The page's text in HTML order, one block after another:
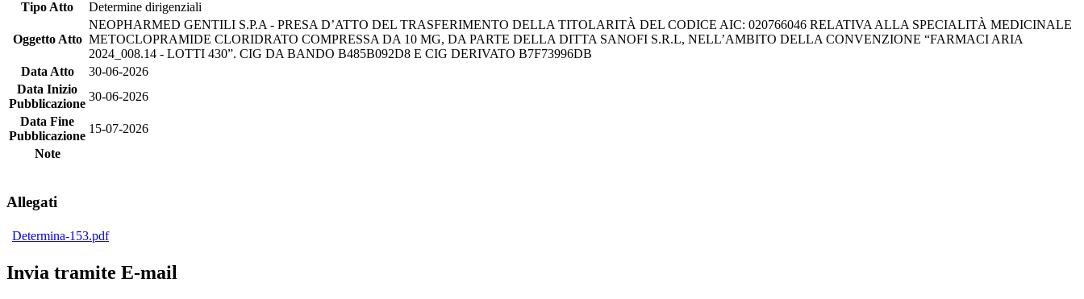
Tipo Atto
Determine dirigenziali
Oggetto Atto
NEOPHARMED GENTILI S.P.A - PRESA D’ATTO DEL TRASFERIMENTO DELLA TITOLARITÀ DEL CODICE AIC: 020766046 RELATIVA ALLA SPECIALITÀ MEDICINALE
METOCLOPRAMIDE CLORIDRATO COMPRESSA DA 10 MG, DA PARTE DELLA DITTA SANOFI S.R.L, NELL’AMBITO DELLA CONVENZIONE “FARMACI ARIA
2024_008.14 - LOTTI 430”. CIG DA BANDO B485B092D8 E CIG DERIVATO B7F73996DB
Data Atto
30-06-2026
Data Inizio
Pubblicazione
30-06-2026
Data Fine
Pubblicazione
15-07-2026
Note
Allegati
Determina-153.pdf
Invia tramite E-mail